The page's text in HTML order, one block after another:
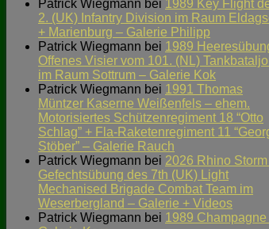
Patrick Wiegmann bei 1989 Key Flight
2. (UK) Infantry Division im Raum
+ Marienburg – Galerie Philipp
Patrick Wiegmann bei 1989
Offenes Visier vom 101. (NL)
im Raum Sottrum – Galerie Kok
Patrick Wiegmann bei 1991 Thomas
Müntzer Kaserne Weißenfels – ehem.
Motorisiertes Schützenregiment 18 “Otto
Schlag” + Fla-Raketenregiment 11
Stöber” – Galerie Rauch
Patrick Wiegmann bei 2026 Rhino
Gefechtsübung des 7th (UK) Light
Mechanised Brigade Combat Team im
Weserbergland – Galerie + Videos
Patrick Wiegmann bei 1989 Champagne